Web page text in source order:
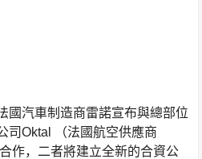
國汽車制造商雷諾宣布與總部位
司Oktal （法國航空供應商
作，二者將建立全新的合資公